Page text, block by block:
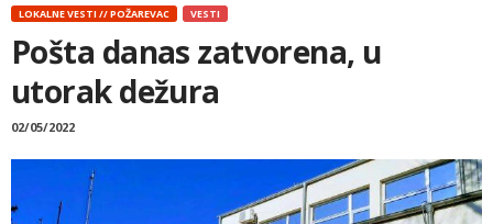
LOKALNE VESTI // POŽAREVAC VESTI
Pošta danas zatvorena, u
utorak dežura
02/05/2022